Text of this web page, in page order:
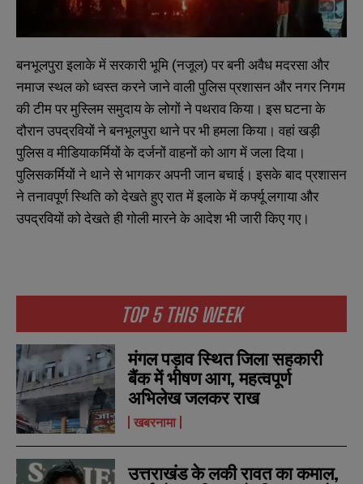
TOP 5 THIS WEEK
मंगल पड़ाव स्थित जिला सहकारी
बैंक में भीषण आग, महत्वपूर्ण
अभिलेख जलकर राख
खबरनामा
उत्तराखंड के लकी रावत का कमाल,
बनभूलपुरा इलाके में सरकारी भूमि (नजूल) पर बनी अवैध मदरसा और
नमाज स्थल को ध्वस्त करने जाने वाली पुलिस प्रशासन और नगर निगम
की टीम पर मुस्लिम समुदाय के लोगों ने पथराव किया। इस घटना के
दौरान उपद्रवियों ने बनभूलपुरा थाने पर भी हमला किया। वहां खड़ी
पुलिस व मीडियाकर्मियों के दर्जनों वाहनों को आग में जला दिया।
पुलिसकर्मियों ने थाने से भागकर अपनी जान बचाई। इसके बाद प्रशासन
ने तनावपूर्ण स्थिति को देखते हुए रात में इलाके में कर्फ्यू लगाया और
उपद्रवियों को देखते ही गोली मारने के आदेश भी जारी किए गए।